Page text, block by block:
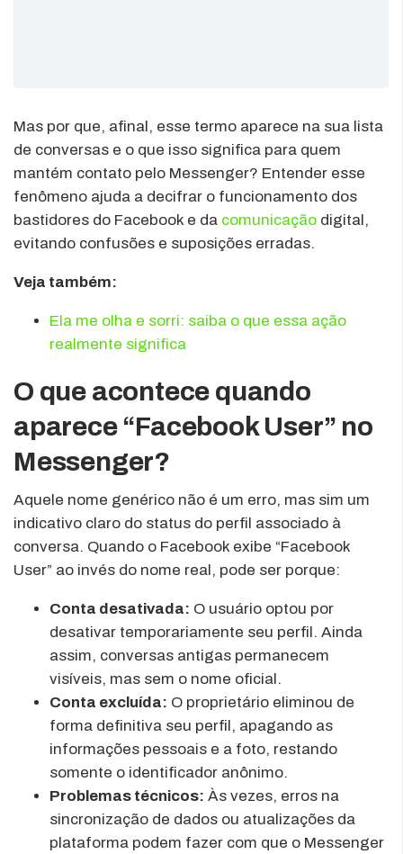
Mas por que, afinal, esse termo aparece na sua lista
de conversas e o que isso significa para quem
mantém contato pelo Messenger? Entender esse
fenômeno ajuda a decifrar o funcionamento dos
bastidores do Facebook e da comunicação digital,
evitando confusões e suposições erradas.
Veja também:
Ela me olha e sorri: saiba o que essa ação
realmente significa
O que acontece quando
aparece “Facebook User” no
Messenger?
Aquele nome genérico não é um erro, mas sim um
indicativo claro do status do perfil associado à
conversa. Quando o Facebook exibe “Facebook
User” ao invés do nome real, pode ser porque:
Conta desativada: O usuário optou por
desativar temporariamente seu perfil. Ainda
assim, conversas antigas permanecem
visíveis, mas sem o nome oficial.
Conta excluída: O proprietário eliminou de
forma definitiva seu perfil, apagando as
informações pessoais e a foto, restando
somente o identificador anônimo.
Problemas técnicos: Às vezes, erros na
sincronização de dados ou atualizações da
plataforma podem fazer com que o Messenger